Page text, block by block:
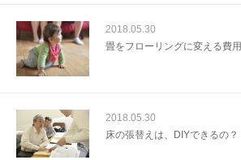
2018.05.30
畳をフローリングに変える費用
2018.05.30
床の張替えは、DIYできるの？